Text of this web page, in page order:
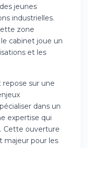
jeunes
industrielles.
zone
cabinet joue un
et les
repose sur une
dans un
expertise qui
Cette ouverture
majeur pour les